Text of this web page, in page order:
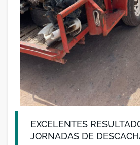
EXCELENTES
JORNADAS DE